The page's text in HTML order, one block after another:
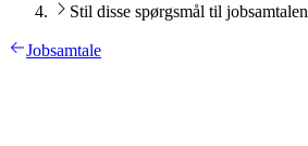
Stil disse spørgsmål til jobsamtalen
Jobsamtale